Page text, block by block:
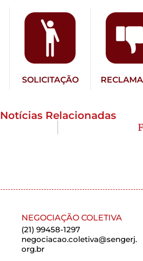
SOLICITAÇÃO
Notícias Relacionadas
NEGOCIAÇÃO COLETIVA
(21) 99458-1297
negociacao.coletiva@sengerj.
org.br